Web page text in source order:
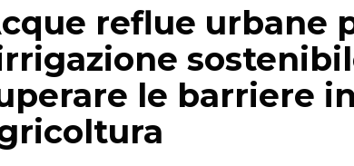
reflue urbane
le barriere